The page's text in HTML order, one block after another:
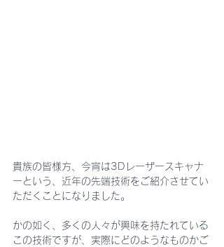
貴族の皆様方、今宵は3Dレーザースキャナ
ーという、近年の先端技術をご紹介させてい
ただくことになりました。
かの如く、多くの人々が興味を持たれている
この技術ですが、実際にどのようなものかご